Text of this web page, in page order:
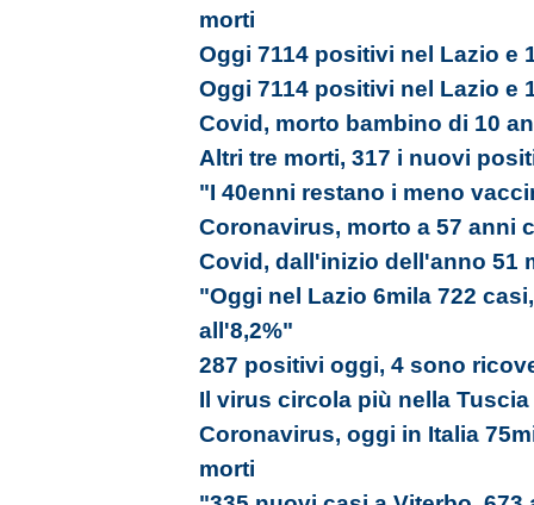
morti
Oggi 7114 positivi nel Lazio e
Oggi 7114 positivi nel Lazio e
Covid, morto bambino di 10
Altri tre morti, 317 i nuovi
"I 40enni restano i meno
Coronavirus, morto a 57 anni
Covid, dall'inizio dell'anno 51
"Oggi nel Lazio 6mila 722
all'8,2%"
287 positivi oggi, 4 sono
Il virus circola più nella
Coronavirus, oggi in Italia
morti